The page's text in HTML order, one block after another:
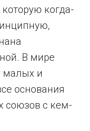
когда-
В мире
малых и
основания
союзов с кем-